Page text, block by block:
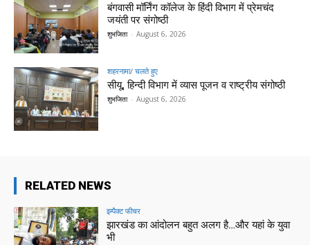
बंगवासी मॉर्निंग कॉलेज के हिंदी विभाग में प्रेमचंद
जयंती पर संगोष्ठी
शुभजिता - August 6, 2026
शहरनामा/ चलते हुए
सीयू, हिन्दी विभाग में व्यास पूजन व राष्ट्रीय संगोष्ठी
शुभजिता - August 6, 2026
RELATED NEWS
इम्पैक्ट फीचर
झारखंड का आंदोलन बहुत अलग है…और यहां के युवा
भी